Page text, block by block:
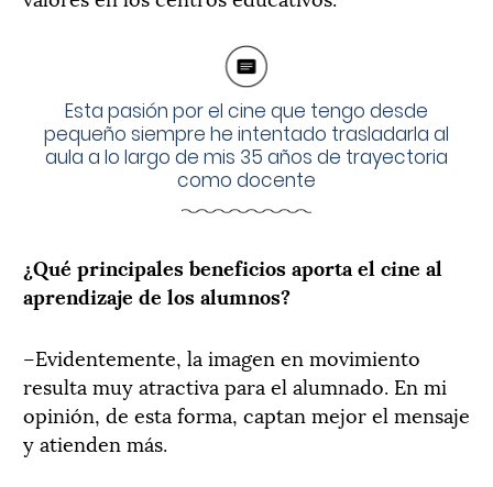
Esta pasión por el cine que tengo desde
pequeño siempre he intentado trasladarla al
aula a lo largo de mis 35 años de trayectoria
como docente
¿Qué principales beneficios aporta el cine al
aprendizaje de los alumnos?
–Evidentemente, la imagen en movimiento
resulta muy atractiva para el alumnado. En mi
opinión, de esta forma, captan mejor el mensaje
y atienden más.